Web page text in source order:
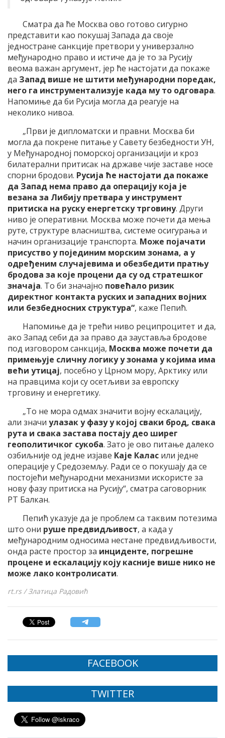
Сматра да ће Москва ово готово сигурно
представити као покушај Запада да своје
једностране санкције претвори у универзално
међународно право и истиче да је то за Русију
веома важан аргумент, јер ће настојати да покаже
да Запад више не штити међународни поредак,
него га инструментализује када му то одговара.
Напомиње да би Русија могла да реагује на
неколико нивоа.
„Први је дипломатски и правни. Москва би
могла да покрене питање у Савету безбедности УН,
у Међународној поморској организацији и кроз
билатерални притисак на државе чије заставе носе
спорни бродови. Русија ће настојати да покаже
да Запад нема право да операцију која је
везана за Либију претвара у инструмент
притиска на руску енергетску трговину. Други
ниво је оперативни. Москва може почети да мења
руте, структуре власништва, системе осигурања и
начин организације транспорта. Може појачати
присуство у појединим морским зонама, а у
одређеним случајевима и обезбедити пратњу
бродова за које процени да су од стратешког
значаја. То би значајно повећало ризик
директног контакта руских и западних војних
или безбедносних структура“, каже Пепић.
Напомиње да је трећи ниво реципроцитет и да,
ако Запад себи да за право да зауставља бродове
под изговором санкција, Москва може почети да
примењује сличну логику у зонама у којима има
већи утицај, посебно у Црном мору, Арктику или
на правцима који су осетљиви за европску
трговину и енергетику.
„То не мора одмах значити војну ескалацију,
али значи улазак у фазу у којој сваки брод, свака
рута и свака застава постају део ширег
геополитичког сукоба. Зато је ово питање далеко
озбиљније од једне изјаве Каје Калас или једне
операције у Средоземљу. Ради се о покушају да се
постојећи међународни механизми искористе за
нову фазу притиска на Русију“, сматра саговорник
РТ Балкан.
Пепић указује да је проблем са таквим потезима
што они руше предвидљивост, а када у
међународним односима нестане предвидљивости,
онда расте простор за инциденте, погрешне
процене и ескалацију коју касније више нико не
може лако контролисати.
rt.rs / Златица Радовић
FACEBOOK
TWITTER